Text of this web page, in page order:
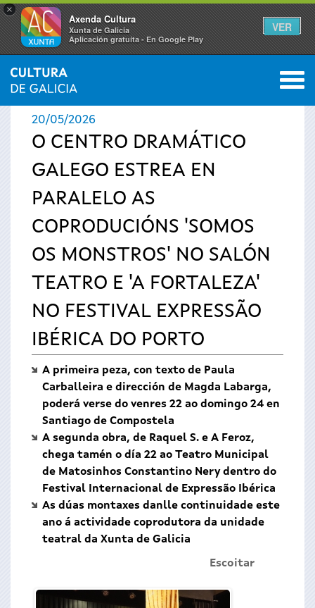
×
Axenda Cultura
Xunta de Galicia
Aplicación gratuíta - En Google Play
VER
Vostede
está
aquí
INICIO › ACTUALIDADE 0
20/05/2026
O CENTRO DRAMÁTICO
GALEGO ESTREA EN
PARALELO AS
COPRODUCIÓNS 'SOMOS
OS MONSTROS' NO SALÓN
TEATRO E 'A FORTALEZA'
NO FESTIVAL EXPRESSÃO
IBÉRICA DO PORTO
A primeira peza, con texto de Paula
Carballeira e dirección de Magda Labarga,
poderá verse do venres 22 ao domingo 24 en
Santiago de Compostela
A segunda obra, de Raquel S. e A Feroz,
chega tamén o día 22 ao Teatro Municipal
de Matosinhos Constantino Nery dentro do
Festival Internacional de Expressão Ibérica
As dúas montaxes danlle continuidade este
ano á actividade coprodutora da unidade
teatral da Xunta de Galicia
Escoitar